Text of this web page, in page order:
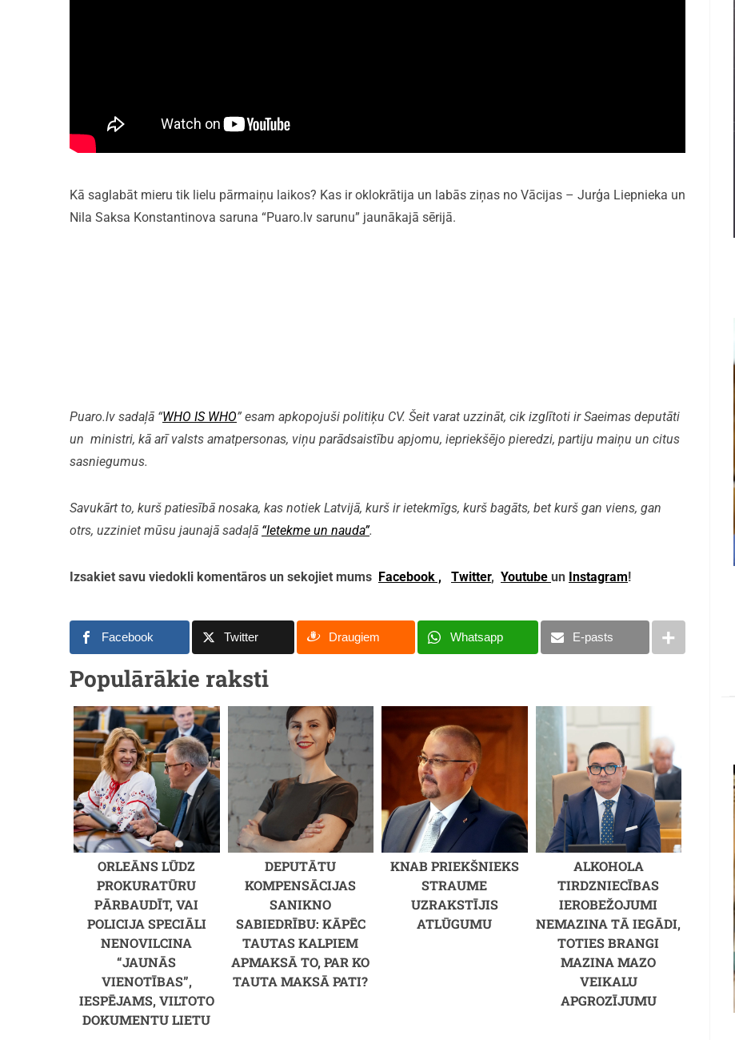
Kā saglabāt mieru tik lielu pārmaiņu laikos? Kas ir oklokrātija un labās ziņas no Vācijas – Jurģa Liepnieka un
Nila Saksa Konstantinova saruna “Puaro.lv sarunu” jaunākajā sērijā.
Puaro.lv sadaļā “WHO IS WHO” esam apkopojuši politiķu CV. Šeit varat uzzināt, cik izglītoti ir Saeimas deputāti
un ministri, kā arī valsts amatpersonas, viņu parādsaistību apjomu, iepriekšējo pieredzi, partiju maiņu un citus
sasniegumus.
Savukārt to, kurš patiesībā nosaka, kas notiek Latvijā, kurš ir ietekmīgs, kurš bagāts, bet kurš gan viens, gan
otrs, uzziniet mūsu jaunajā sadaļā “Ietekme un nauda”.
Izsakiet savu viedokli komentāros un sekojiet mums Facebook , Twitter, Youtube un Instagram!
Facebook Twitter Draugiem Whatsapp E-pasts
Populārākie raksti
ORLEĀNS LŪDZ
PROKURATŪRU
PĀRBAUDĪT, VAI
POLICIJA SPECIĀLI
NENOVILCINA
“JAUNĀS
VIENOTĪBAS”,
IESPĒJAMS, VILTOTO
DOKUMENTU LIETU
DEPUTĀTU
KOMPENSĀCIJAS
SANIKNO
SABIEDRĪBU: KĀPĒC
TAUTAS KALPIEM
APMAKSĀ TO, PAR KO
TAUTA MAKSĀ PATI?
KNAB PRIEKŠNIEKS
STRAUME
UZRAKSTĪJIS
ATLŪGUMU
ALKOHOLA
TIRDZNIECĪBAS
IEROBEŽOJUMI
NEMAZINA TĀ IEGĀDI,
TOTIES BRANGI
MAZINA MAZO
VEIKALU
APGROZĪJUMU